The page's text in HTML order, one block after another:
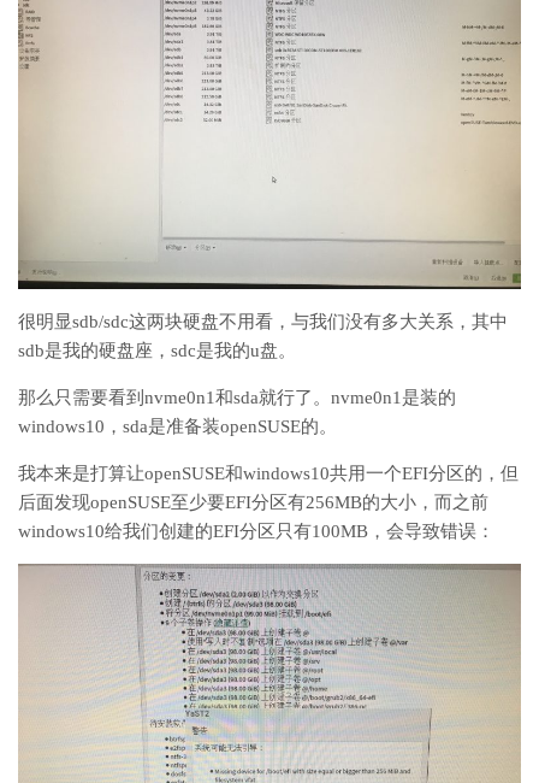
很明显sdb/sdc这两块硬盘不用看，与我们没有多大关系，其中
sdb是我的硬盘座，sdc是我的u盘。
那么只需要看到nvme0n1和sda就行了。nvme0n1是装的
windows10，sda是准备装openSUSE的。
我本来是打算让openSUSE和windows10共用一个EFI分区的，但
后面发现openSUSE至少要EFI分区有256MB的大小，而之前
windows10给我们创建的EFI分区只有100MB，会导致错误：